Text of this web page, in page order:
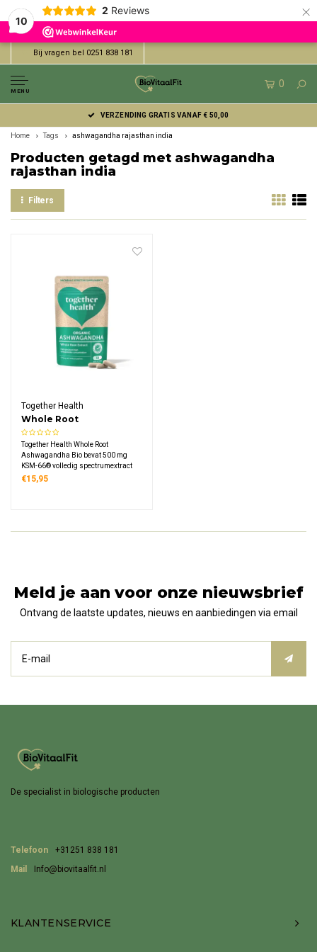
10
2 Reviews ×
Bij vragen bel 0251 838 181
MENU
0
VERZENDING GRATIS VANAF € 50,00
Home Tags ashwagandha rajasthan india
Producten getagd met ashwagandha
rajasthan india
Filters
Together Health
Whole Root
Ashwagandha Bio
Together Health Whole Root
Ashwagandha Bio bevat 500 mg
KSM-66® volledig spectrumextract
per capsule met 5% withanoliden.
€15,95
Meld je aan voor onze nieuwsbrief
Ontvang de laatste updates, nieuws en aanbiedingen via email
De specialist in biologische producten
Telefoon
+31251 838 181
Mail
Info@biovitaalfit.nl
KLANTENSERVICE